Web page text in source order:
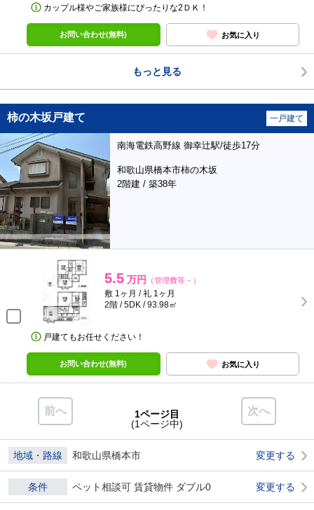
カップル様やご家族様にぴったりな2ＤＫ！
お問い合わせ(無料) お気に入り
もっと見る
柿の木坂戸建て 一戸建て
南海電鉄高野線 御幸辻駅/徒歩17分
和歌山県橋本市柿の木坂
2階建 / 築38年
5.5 万円 （管理費等－）
敷 1ヶ月 / 礼 1ヶ月
2階 / 5DK / 93.98㎡
戸建てもお任せください！
お問い合わせ(無料) お気に入り
前へ 次へ
1ページ目
(1ページ中)
地域・路線 和歌山県橋本市 変更する
条件 ペット相談可 賃貸物件 ダブル0 変更する